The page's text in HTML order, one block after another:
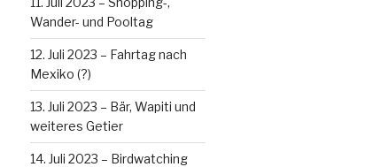
Wander- und Pooltag
12. Juli 2023 – Fahrtag nach
Mexiko (?)
13. Juli 2023 – Bär, Wapiti und
weiteres Getier
14. Juli 2023 – Birdwatching